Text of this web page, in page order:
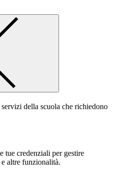
della scuola che richiedono
tue credenziali per gestire
altre funzionalità.